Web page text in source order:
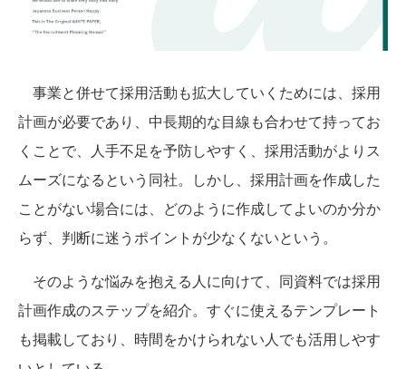
事業と併せて採用活動も拡大していくためには、採用
計画が必要であり、中長期的な目線も合わせて持ってお
くことで、人手不足を予防しやすく、採用活動がよりス
ムーズになるという同社。しかし、採用計画を作成した
ことがない場合には、どのように作成してよいのか分か
らず、判断に迷うポイントが少なくないという。
そのような悩みを抱える人に向けて、同資料では採用
計画作成のステップを紹介。すぐに使えるテンプレート
も掲載しており、時間をかけられない人でも活用しやす